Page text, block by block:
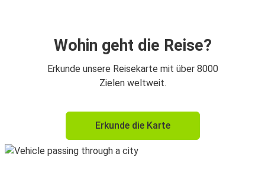
Wohin geht die Reise?
Erkunde unsere Reisekarte mit über 8000
Zielen weltweit.
Erkunde die Karte